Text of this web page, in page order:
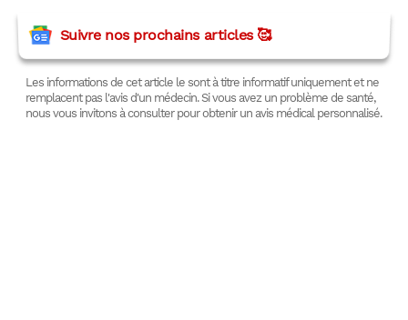
Suivre nos prochains articles 🥰
Les informations de cet article le sont à titre informatif uniquement et ne
remplacent pas l'avis d'un médecin. Si vous avez un problème de santé,
nous vous invitons à consulter pour obtenir un avis médical personnalisé.